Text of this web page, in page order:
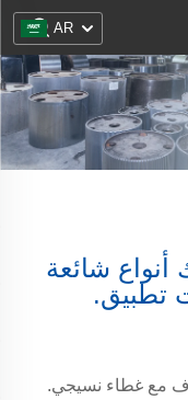
AR
أنواع شائعة
تطبيق.
مع غطاء نسيجي.